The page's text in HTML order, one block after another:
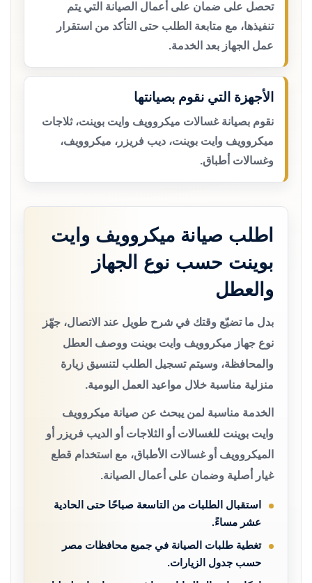
تحصل على ضمان على أعمال الصيانة التي يتم
تنفيذها، مع متابعة الطلب حتى التأكد من استقرار
عمل الجهاز بعد الخدمة.
الأجهزة التي نقوم بصيانتها
نقوم بصيانة غسالات ميكروويف وايت بوينت، ثلاجات
ميكروويف وايت بوينت، ديب فريزر، ميكروويف،
وغسالات أطباق.
اطلب صيانة ميكروويف وايت
بوينت حسب نوع الجهاز
والعطل
بدل ما تضيّع وقتك في شرح طويل عند الاتصال، جهّز
نوع جهاز ميكروويف وايت بوينت ووصف العطل
والمحافظة، وسيتم تسجيل الطلب لتنسيق زيارة
منزلية مناسبة خلال مواعيد العمل اليومية.
الخدمة مناسبة لمن يبحث عن صيانة ميكروويف
وايت بوينت للغسالات أو الثلاجات أو الديب فريزر أو
الميكروويف أو غسالات الأطباق، مع استخدام قطع
غيار أصلية وضمان على أعمال الصيانة.
استقبال الطلبات من التاسعة صباحًا حتى الحادية
عشر مساءً.
تغطية طلبات الصيانة في جميع محافظات مصر
حسب جدول الزيارات.